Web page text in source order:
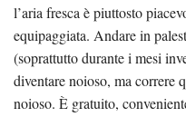
l’aria fresca è piuttosto
equipaggiata. Andare in
(soprattutto durante i mesi
diventare noioso, ma correre
noioso. È gratuito,